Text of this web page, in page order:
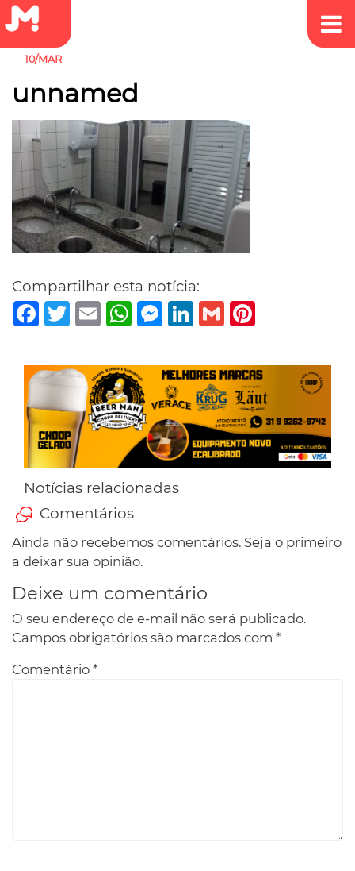
10/MAR
unnamed
Compartilhar esta notícia:
Facebook
TwitterEmail WhatsAppMessenger
LinkedIn
Gmail
Notícias relacionadas
Comentários
Ainda não recebemos comentários. Seja o primeiro
a deixar sua opinião.
Deixe um comentário
O seu endereço de e-mail não será publicado.
Campos obrigatórios são marcados com *
Comentário *